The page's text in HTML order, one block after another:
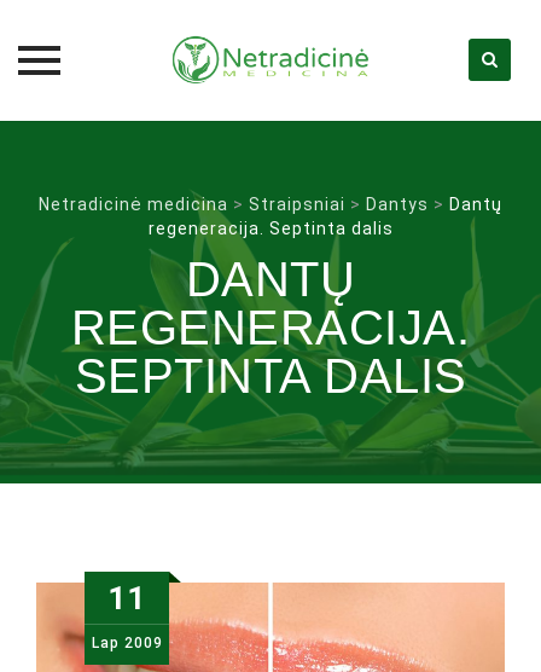
Netradicinė medicina > Straipsniai > Dantys > Dantų
regeneracija. Septinta dalis
DANTŲ
REGENERACIJA.
SEPTINTA DALIS
11
Lap 2009